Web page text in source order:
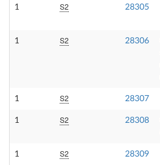
1 S2 28305
1 S2 28306
1 S2 28307
1 S2 28308
1 S2 28309